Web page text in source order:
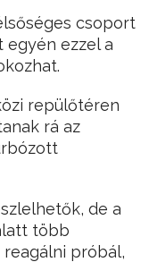
csoport
ezzel a
repülőtéren
rá az
de a
több
reagálni próbál,